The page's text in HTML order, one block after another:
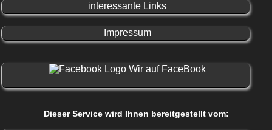
interessante Links
Impressum
Wir auf FaceBook
Dieser Service wird Ihnen bereitgestellt vom: